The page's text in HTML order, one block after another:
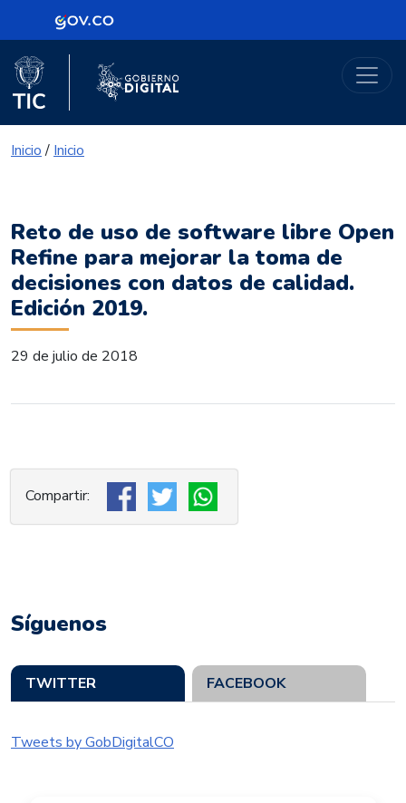
Logo Gobierno de Colombia
Portal Gobierno Digital
Logo del Ministerio TIC
Inicio/ Inicio
Reto de uso de software libre Open
Refine para mejorar la toma de
decisiones con datos de calidad.
Edición 2019.
29 de julio de 2018
Síguenos
TWITTER FACEBOOK
Tweets by GobDigitalCO